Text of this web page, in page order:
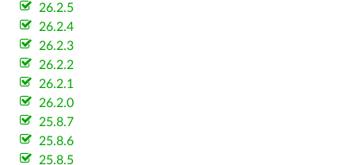
26.2.5
26.2.4
26.2.3
26.2.2
26.2.1
26.2.0
25.8.7
25.8.6
25.8.5